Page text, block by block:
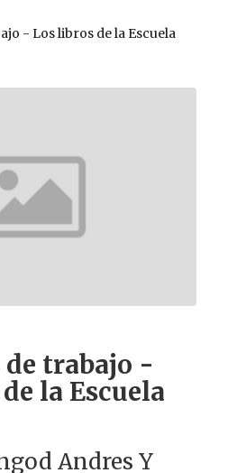
- Los libros de la Escuela
de trabajo -
la Escuela
Andres Y